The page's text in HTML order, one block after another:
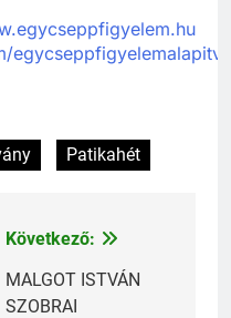
Patikahét
MALGOT ISTVÁN